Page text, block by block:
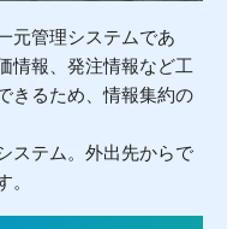
元管理システムであ
情報、発注情報など工
きるため、情報集約の
ステム。外出先からで
。